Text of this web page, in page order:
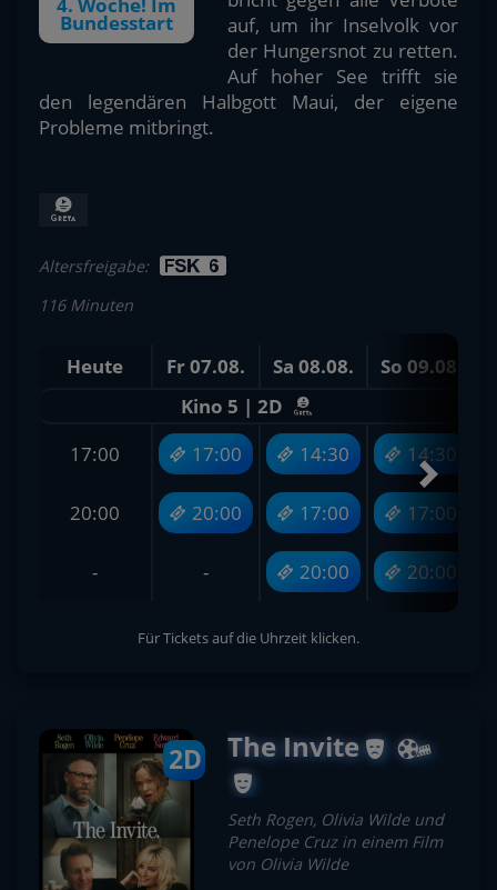
Bundesstart
auf, um ihr Inselvolk vor
der Hungersnot zu retten.
Auf hoher See trifft sie
den legendären Halbgott Maui, der eigene
Probleme mitbringt.
Altersfreigabe:
116 Minuten
Heute Fr 07.08. Sa 08.08. So 09.08.
17:00 17:00 14:30 14:30
20:00 20:00 17:00 17:00
- - 20:00 20:00
Kino 5 | 2D
Für Tickets auf die Uhrzeit klicken.
2D The Invite
Seth Rogen, Olivia Wilde und
Penelope Cruz in einem Film
von Olivia Wilde